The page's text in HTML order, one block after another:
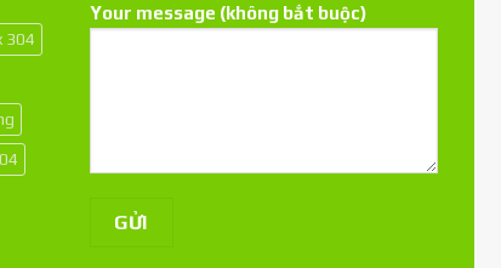
304
Your message (không bắt buộc)